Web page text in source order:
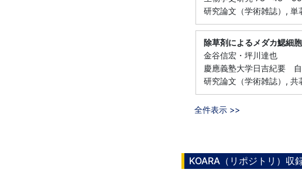
研究論文（学術雑誌）, 単
除草剤によるメダカ鰓細
金谷信宏・坪川達也
慶應義塾大学日吉紀要
研究論文（学術雑誌）, 共
全件表示 >>
KOARA（リポジトリ）収